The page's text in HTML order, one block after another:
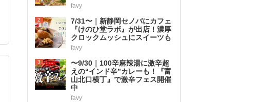
favy
2
7/31〜｜新静岡セノバにカフェ
『けのひ堂ラボ』が出店！濃厚
クロックムッシュにスイーツも
favy
3
〜9/30｜100辛麻辣湯に激辛超
えの“インド辛”カレーも！『富
山北口横丁』で激辛フェス開催
中
favy